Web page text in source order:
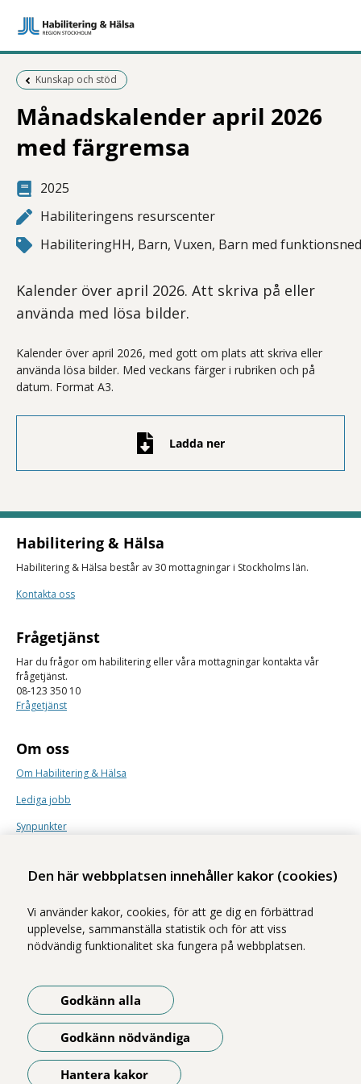
Den här webbplatsen innehåller kakor (cookies)
Vi använder kakor, cookies, för att ge dig en förbättrad
upplevelse, sammanställa statistik och för att viss
nödvändig funktionalitet ska fungera på webbplatsen.
Godkänn alla
Godkänn nödvändiga
Hantera kakor
Föregående sida:
Kunskap och stöd
Månadskalender april 2026
med färgremsa
2025
Habiliteringens resurscenter
HabiliteringHH, Barn, Vuxen, Barn med
Kalender över april 2026. Att skriva på eller
använda med lösa bilder.
Kalender över april 2026, med gott om plats att skriva eller
använda lösa bilder. Med veckans färger i rubriken och på
datum. Format A3.
Ladda ner
Habilitering & Hälsa
Habilitering & Hälsa består av 30 mottagningar i Stockholms län.
Kontakta oss
Frågetjänst
Har du frågor om habilitering eller våra mottagningar kontakta vår
frågetjänst.
08-123 350 10
Frågetjänst
Om oss
Om Habilitering & Hälsa
Lediga jobb
Synpunkter
Samtliga bilder på webbplatsen är tagna av fotograf Yanan Li om inget
annat namn anges.
Om webbplatsen
Tillgänglighetsredogörelse